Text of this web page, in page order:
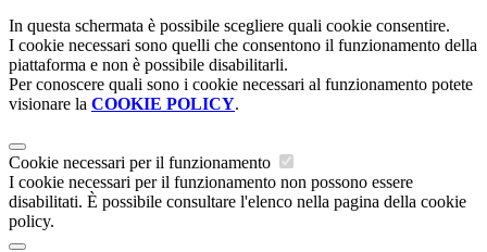
In questa schermata è possibile scegliere quali cookie consentire.
I cookie necessari sono quelli che consentono il funzionamento della
piattaforma e non è possibile disabilitarli.
Per conoscere quali sono i cookie necessari al funzionamento potete
visionare la COOKIE POLICY.
Cookie necessari per il funzionamento
I cookie necessari per il funzionamento non possono essere
disabilitati. È possibile consultare l'elenco nella pagina della cookie
policy.